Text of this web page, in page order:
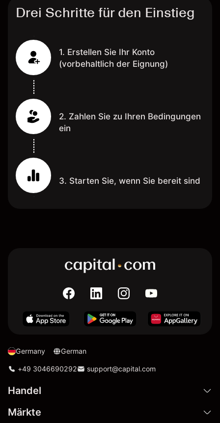
Drei Schritte für den Einstieg
1. Erstellen Sie Ihr Konto
(vorbehaltlich der Eignung)
2. Zahlen Sie zu Ihren Bedingungen
ein
3. Starten Sie, wenn Sie bereit sind
Germany German
+49 3046690292 support@capital.com
Handel
Märkte